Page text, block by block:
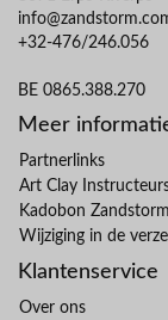
+32-476/246.056
BE 0865.388.270
Meer
Partnerlinks
Art Clay
Kadobon
Wijziging in de
Klantenservice
Over ons